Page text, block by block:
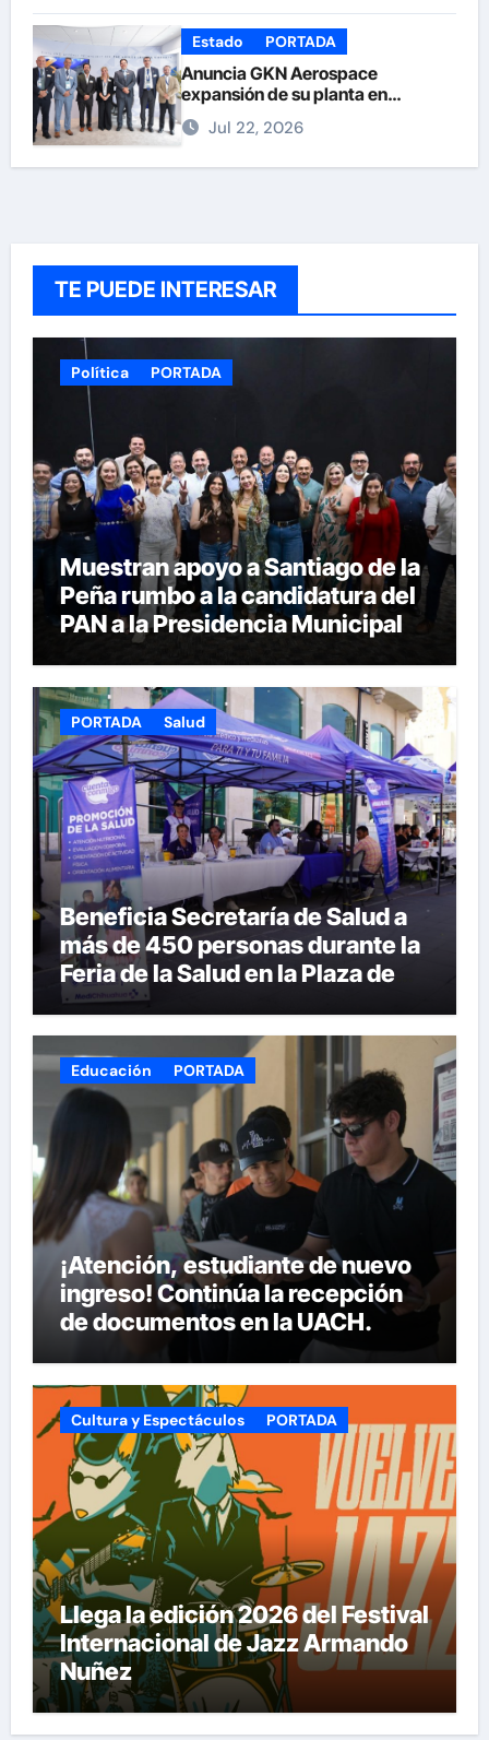
Estado PORTADA
Anuncia GKN Aerospace
expansión de su planta en
Chihuahua
Jul 22, 2026
TE PUEDE INTERESAR
Política PORTADA
Muestran apoyo a Santiago de la
Peña rumbo a la candidatura del
PAN a la Presidencia Municipal
PORTADA Salud
Beneficia Secretaría de Salud a
más de 450 personas durante la
Feria de la Salud en la Plaza de
Armas
Educación PORTADA
¡Atención, estudiante de nuevo
ingreso! Continúa la recepción
de documentos en la UACH.
Cultura y Espectáculos PORTADA
Llega la edición 2026 del Festival
Internacional de Jazz Armando
Nuñez